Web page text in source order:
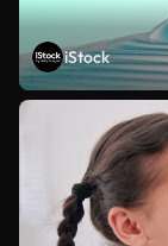
iStock